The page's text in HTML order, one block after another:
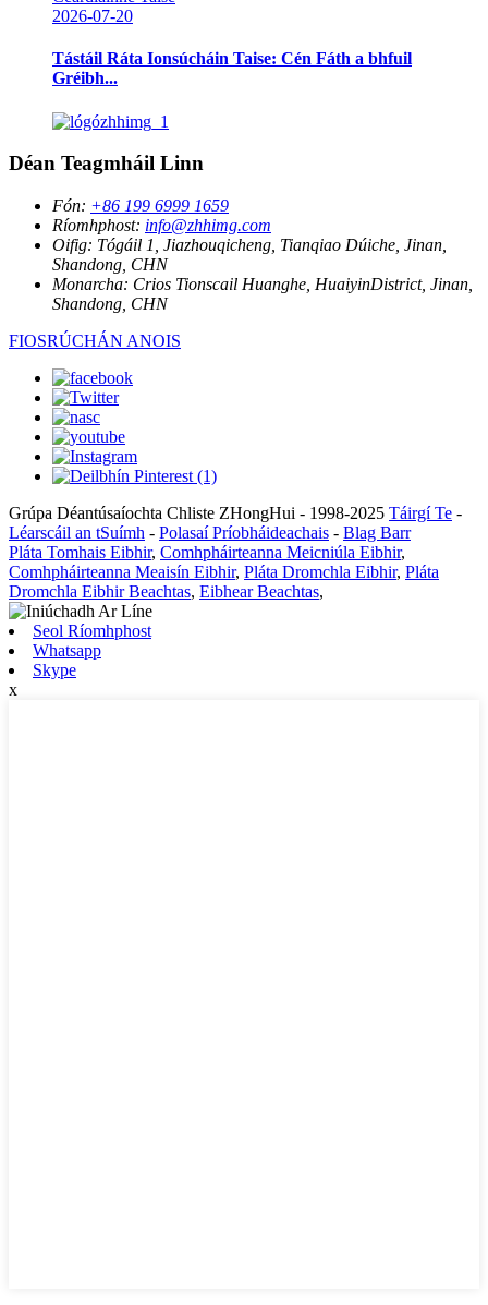
2026-07-20
Tástáil Ráta Ionsúcháin Taise: Cén Fáth a bhfuil
Gréibh...
Déan Teagmháil Linn
Fón: +86 199 6999 1659
Ríomhphost: info@zhhimg.com
Oifig: Tógáil 1, Jiazhouqicheng, Tianqiao Dúiche, Jinan,
Shandong, CHN
Monarcha: Crios Tionscail Huanghe, HuaiyinDistrict, Jinan,
Shandong, CHN
FIOSRÚCHÁN ANOIS
Grúpa Déantúsaíochta Chliste ZHongHui - 1998-2025 Táirgí Te -
Léarscáil an tSuímh - Polasaí Príobháideachais - Blag Barr
Pláta Tomhais Eibhir, Comhpháirteanna Meicniúla Eibhir,
Comhpháirteanna Meaisín Eibhir, Pláta Dromchla Eibhir, Pláta
Dromchla Eibhir Beachtas, Eibhear Beachtas,
Seol Ríomhphost
Whatsapp
Skype
x